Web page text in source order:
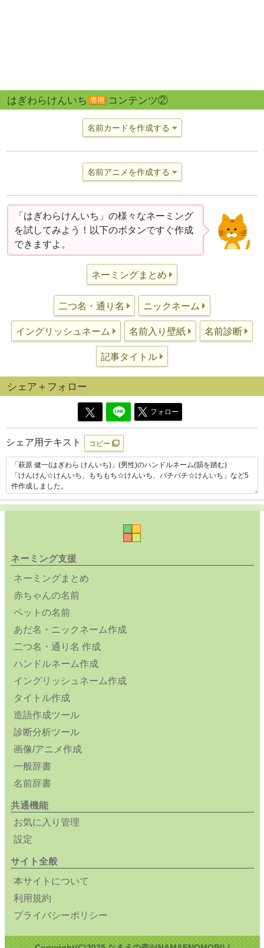
はぎわらけんいち 専用 コンテンツ②
名前カードを作成する
名前アニメを作成する
「はぎわらけんいち」の様々なネーミング
を試してみよう！以下のボタンですぐ作成
できますよ。
ネーミングまとめ
二つ名・通り名 ニックネーム
イングリッシュネーム 名前入り壁紙 名前診断
記事タイトル
シェア＋フォロー
フォロー
シェア用テキスト コピー
ネーミング支援
ネーミングまとめ
赤ちゃんの名前
ペットの名前
あだ名・ニックネーム作成
二つ名・通り名 作成
ハンドルネーム作成
イングリッシュネーム作成
タイトル作成
造語作成ツール
診断分析ツール
画像/アニメ作成
一般辞書
名前辞書
共通機能
お気に入り管理
設定
サイト全般
本サイトについて
利用規約
プライバシーポリシー